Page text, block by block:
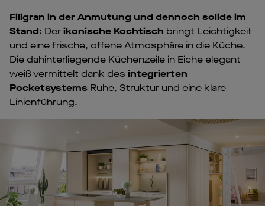
Filigran in der Anmutung und dennoch solide im
Stand: Derikonische Kochtisch bringt Leichtigkeit
und eine frische, offene Atmosphäre in die Küche.
Die dahinterliegende Küchenzeile in Eiche elegant
weiß vermittelt dank des integrierten
Pocketsystems Ruhe, Struktur und eine klare
Linienführung.